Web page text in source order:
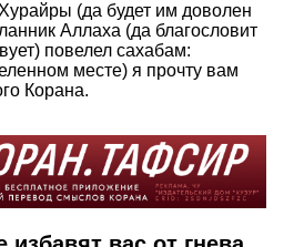
(да будет им доволен
Аллаха (да благословит
повелел сахабам:
месте) я прочту вам
Корана.